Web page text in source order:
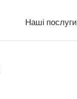
Наші послуги